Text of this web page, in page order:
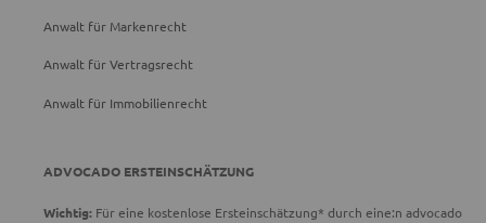
Anwalt für Markenrecht
Anwalt für Vertragsrecht
Anwalt für Immobilienrecht
ADVOCADO ERSTEINSCHÄTZUNG
Wichtig: Für eine kostenlose Ersteinschätzung* durch eine:n advocado